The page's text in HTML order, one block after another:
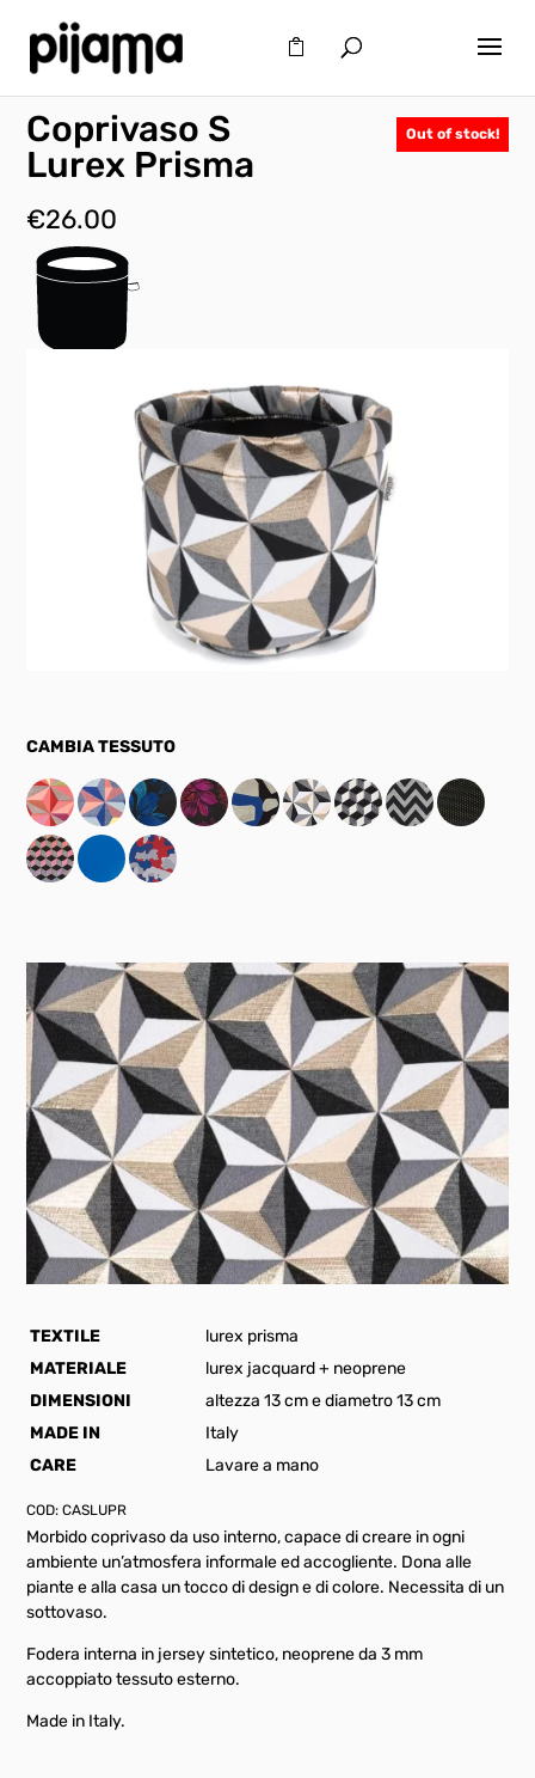
Out of stock!
Coprivaso S
Lurex Prisma
€26.00
TEXTILE
lurex prisma
MATERIALE
lurex jacquard + neoprene
DIMENSIONI
altezza 13 cm e diametro 13 cm
MADE IN
Italy
CARE
Lavare a mano
COD:CASLUPR
Morbido coprivaso da uso interno, capace di creare in ogni
ambiente un’atmosfera informale ed accogliente.‎ Dona alle
piante e alla casa un tocco di design e di colore. Necessita di un
sottovaso.
Fodera interna in jersey sintetico, neoprene da 3 mm
accoppiato tessuto esterno.
Made in Italy.